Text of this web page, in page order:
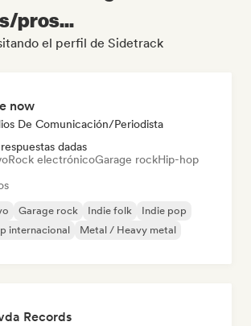
pros...
el perfil de Sidetrack
now
De Comunicación/Periodista
dadas
Rock electrónicoGarage rockHip-hop
Garage rock Indie folk
Indie pop
internacional
Metal / Heavy metal
Records